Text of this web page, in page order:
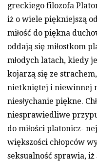
greckiego filozofa
iż o wiele piękniejszą
miłość do piękna
oddają się miłostkom
młodych latach, kiedy
kojarzą się ze
nietkniętej i niewinnej
niesłychanie piękne.
niesprawiedliwe
do miłości platonicz-
większości chłopców
seksualność sprawia,